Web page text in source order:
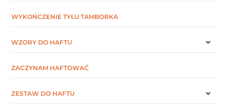
WYKOŃCZENIE TYŁU TAMBORKA
WZORY DO HAFTU
ZACZYNAM HAFTOWAĆ
ZESTAW DO HAFTU